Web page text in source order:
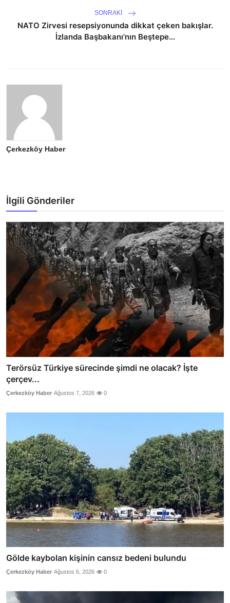
SONRAKI
NATO Zirvesi resepsiyonunda dikkat çeken bakışlar.
İzlanda Başbakanı'nın Beştepe...
Çerkezköy Haber
İlgili Gönderiler
Terörsüz Türkiye sürecinde şimdi ne olacak? İşte
çerçev...
Çerkezköy Haber Ağustos 7, 2026 0
Gölde kaybolan kişinin cansız bedeni bulundu
Çerkezköy Haber Ağustos 6, 2026 0